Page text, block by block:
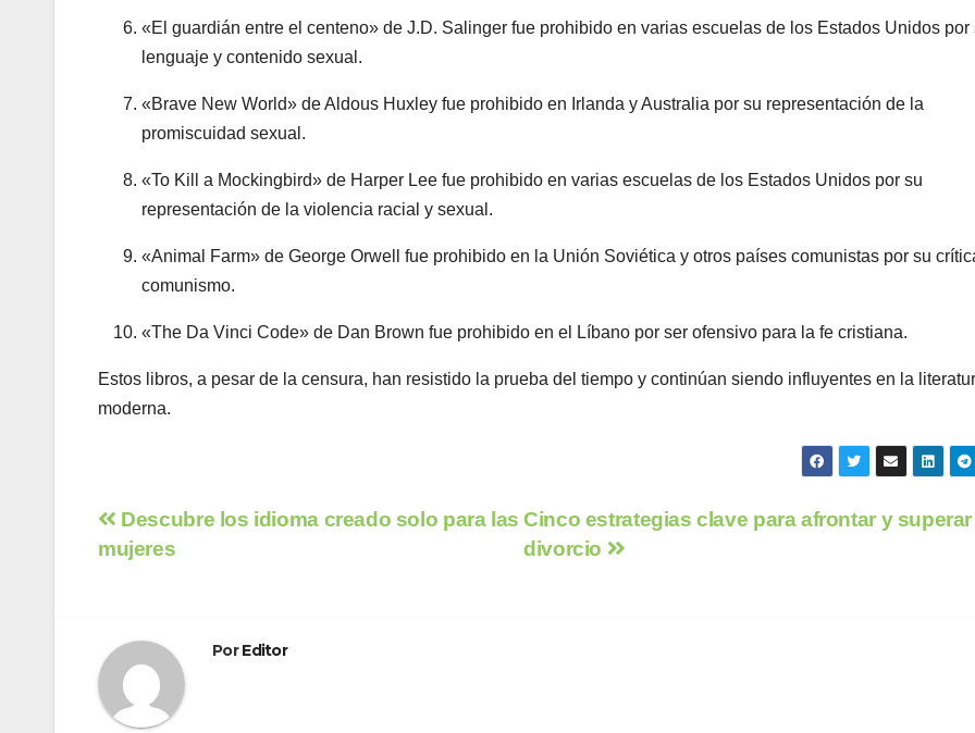
«El guardián entre el centeno» de J.D. Salinger fue prohibido en varias escuelas de los Estados Unidos por
lenguaje y contenido sexual.
«Brave New World» de Aldous Huxley fue prohibido en Irlanda y Australia por su representación de la
promiscuidad sexual.
«To Kill a Mockingbird» de Harper Lee fue prohibido en varias escuelas de los Estados Unidos por su
representación de la violencia racial y sexual.
«Animal Farm» de George Orwell fue prohibido en la Unión Soviética y otros países comunistas por su
comunismo.
«The Da Vinci Code» de Dan Brown fue prohibido en el Líbano por ser ofensivo para la fe cristiana.
Estos libros, a pesar de la censura, han resistido la prueba del tiempo y continúan siendo influyentes en la
moderna.
Navegación
de
Cinco estrategias clave para afrontar y
divorcio
Descubre los idioma creado solo para las
mujeres
PorEditor